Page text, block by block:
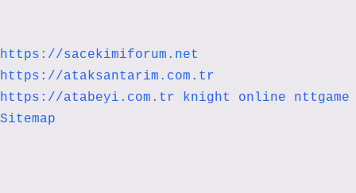
https://sacekimiforum.net
https://ataksantarim.com.tr
https://atabeyi.com.tr
knight online
nttgame
Sitemap